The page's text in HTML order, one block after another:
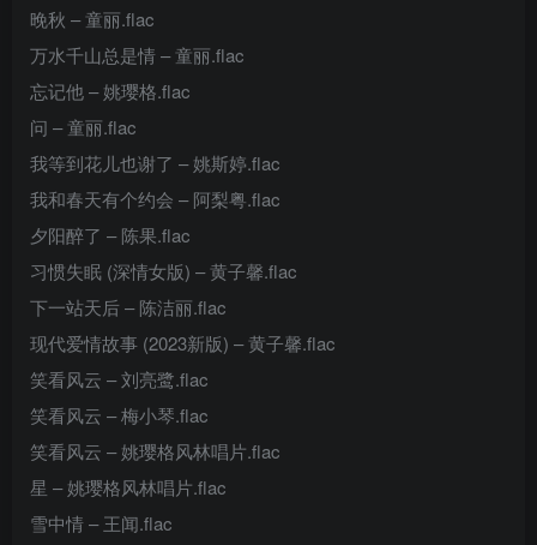
晚秋 – 童丽.flac
万水千山总是情 – 童丽.flac
忘记他 – 姚璎格.flac
问 – 童丽.flac
我等到花儿也谢了 – 姚斯婷.flac
我和春天有个约会 – 阿梨粤.flac
夕阳醉了 – 陈果.flac
习惯失眠 (深情女版) – 黄子馨.flac
下一站天后 – 陈洁丽.flac
现代爱情故事 (2023新版) – 黄子馨.flac
笑看风云 – 刘亮鹭.flac
笑看风云 – 梅小琴.flac
笑看风云 – 姚璎格风林唱片.flac
星 – 姚璎格风林唱片.flac
雪中情 – 王闻.flac